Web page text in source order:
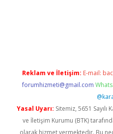
Reklam ve İletişim: E-mail:
forumhizmeti@gmail.com
Yasal Uyarı: Sitemiz, 5651
ve İletişim Kurumu (BTK)
olarak hizmet vermektedir. Bu